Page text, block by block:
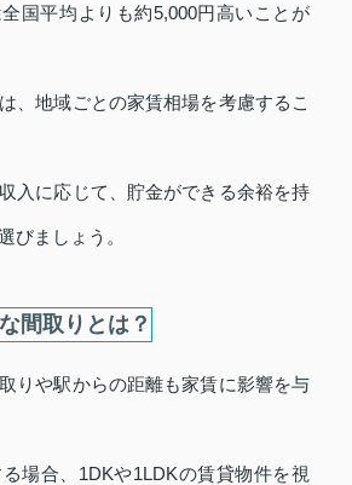
全国平均よりも約5,000円高いことが
、地域ごとの家賃相場を考慮するこ
入に応じて、貯金ができる余裕を持
びましょう。
間取りとは？
りや駅からの距離も家賃に影響を与
場合、1DKや1LDKの賃貸物件を視